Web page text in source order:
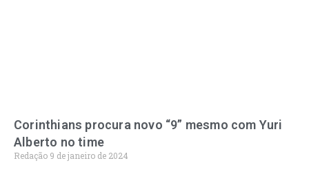
Corinthians procura novo “9” mesmo com Yuri
Alberto no time
Redação 9 de janeiro de 2024